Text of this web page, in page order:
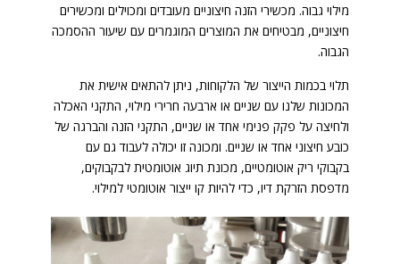
מילוי גבוה. מכשירי הזנה חיצוניים מעובדים ומכוילים ומכשירים
חיצוניים, מבטיחים את המוצרים המוגמרים עם שיעור ההסמכה
הגבוה.
תלוי בכמות הייצור של הלקוחות, ניתן להתאים אישית את
המכונות שלנו עם שניים או ארבעה חרירי מילוי, התקני האכלה
ולחיצה על פקק פנימי אחד או שניים, התקני הזנה והברגה של
כובע חיצוני אחד או שניים. ומכונה זו יכולה לעבוד גם עם
בקבוקי ריק אוטומטיים, מכונת תיוג אוטומטית לבקבוקים,
מדפסת הזרקת דיו, כדי להיות קו ייצור אוטומטי למילוי.